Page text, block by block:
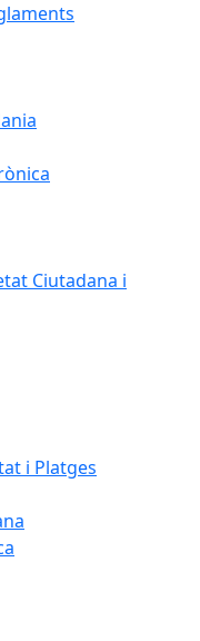
Ciutadana i
i Platges